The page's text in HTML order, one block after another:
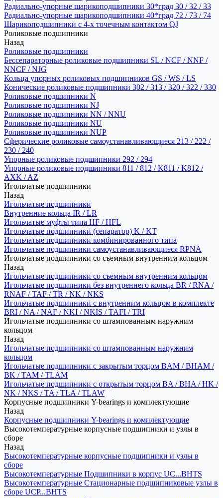
Радиально-упорные шарикоподшипники 30*град 30 / 32 / 33
Радиально-упорные шарикоподшипники 40*град 72 / 73 / 74
Шарикоподшипники с 4-х точечным контактом QJ
Роликовые подшипники
Назад
Роликовые подшипники
Бессепараторные роликовые подшипники SL / NCF / NNF /
NNCF / NJG
Кольца упорных роликовых подшипников GS / WS / LS
Конические роликовые подшипники 302 / 313 / 320 / 322 / 330
Роликовые подшипники N
Роликовые подшипники NJ
Роликовые подшипники NN / NNU
Роликовые подшипники NU
Роликовые подшипники NUP
Сферические роликовые самоустанавливающиеся 213 / 222 /
230 / 240
Упорные роликовые подшипники 292 / 294
Упорные роликовые подшипники 811 / 812 / K811 / K812 /
AXK / AZ
Игольчатые подшипники
Назад
Игольчатые подшипники
Внутренние кольца IR / LR
Игольчатые муфты типа HF / HFL
Игольчатые подшипники (сепаратор) K / KT
Игольчатые подшипники комбинированного типа
Игольчатые подшипники самоустанавливающиеся RPNA
Игольчатые подшипники со съемным внутренним кольцом
Назад
Игольчатые подшипники со съемным внутренним кольцом
Игольчатые подшипники без внутреннего кольца BR / RNA /
RNAF / TAF / TR / NK / NKS
Игольчатые подшипники с внутренним кольцом в комплекте
BRI / NA / NAF / NKI / NKIS / TAFI / TRI
Игольчатые подшипники со штампованным наружним
кольцом
Назад
Игольчатые подшипники со штампованным наружним
кольцом
Игольчатые подшипники с закрытым торцом BAM / BHAM /
BK / TAM / TLAM
Игольчатые подшипники с открытым торцом BA / BHA / HK /
NK / NKS / TA / TLA / TLAW
Корпусные подшипники Y-bearings и комплектующие
Назад
Корпусные подшипники Y-bearings и комплектующие
Высокотемпературные корпусные подшипники и узлы в
сборе
Назад
Высокотемпературные корпусные подшипники и узлы в
сборе
Высокотемпературные Подшипники в корпус UC...BHTS
Высокотемпературные Стационарные подшипниковые узлы в
сборе UCP...BHTS